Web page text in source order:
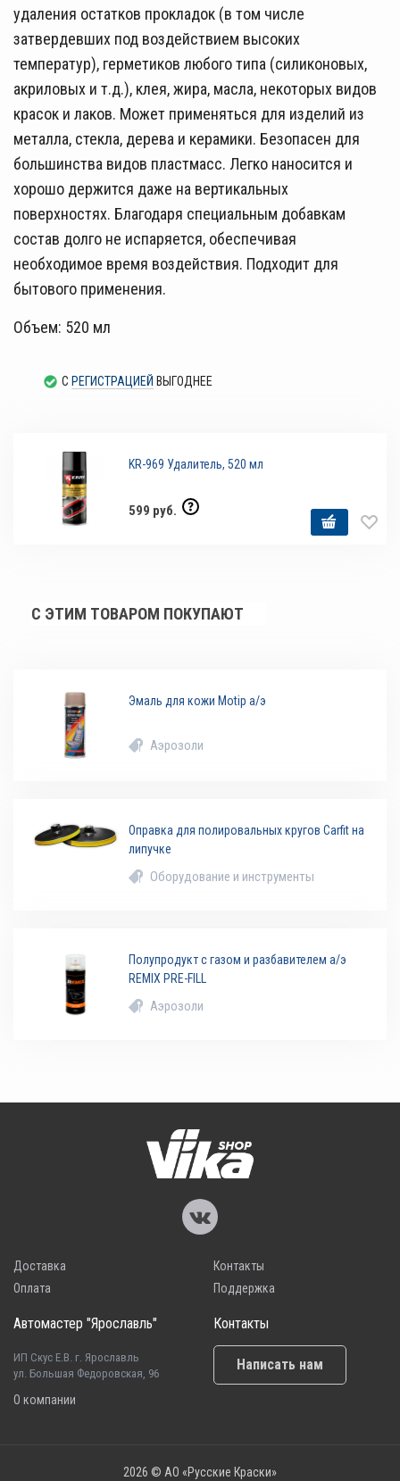
удаления остатков прокладок (в том числе
затвердевших под воздействием высоких
температур), герметиков любого типа (силиконовых,
акриловых и т.д.), клея, жира, масла, некоторых видов
красок и лаков. Может применяться для изделий из
металла, стекла, дерева и керамики. Безопасен для
большинства видов пластмасс. Легко наносится и
хорошо держится даже на вертикальных
поверхностях. Благодаря специальным добавкам
состав долго не испаряется, обеспечивая
необходимое время воздействия. Подходит для
бытового применения.
Объем: 520 мл
С РЕГИСТРАЦИЕЙ ВЫГОДНЕЕ
KR-969 Удалитель, 520 мл
599 руб.
С ЭТИМ ТОВАРОМ ПОКУПАЮТ
Эмаль для кожи Motip а/э
Аэрозоли
Оправка для полировальных кругов Carfit на
липучке
Оборудование и инструменты
Полупродукт с газом и разбавителем а/э
REMIX PRE-FILL
Аэрозоли
Доставка
Оплата
Контакты
Поддержка
Автомастер "Ярославль"
ИП Скус Е.В. г. Ярославль
ул. Большая Федоровская, 96
О компании
Контакты
Написать нам
2026 © АО «Русские Краски»